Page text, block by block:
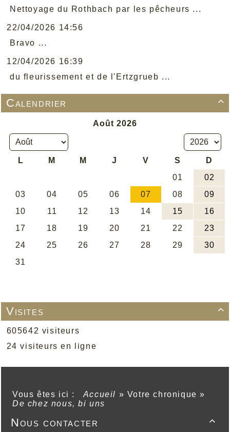
Nettoyage du Rothbach par les pêcheurs ...
22/04/2026 14:56
Bravo ...
12/04/2026 16:39
du fleurissement et de l'Ertzgrueb ...

Calendrier

Visites
605642 visiteurs
24 visiteurs en ligne
Vous êtes ici : Accueil » Votre chronique »
De chez nous, bi uns

Nous contacter